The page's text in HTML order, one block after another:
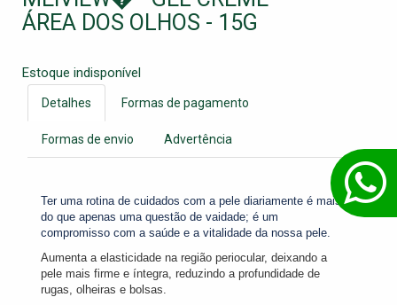
ÁREA DOS OLHOS - 15G
Estoque indisponível
Detalhes Formas de pagamento
Formas de envio Advertência
Ter uma rotina de cuidados com a pele diariamente é mais
do que apenas uma questão de vaidade; é um
compromisso com a saúde e a vitalidade da nossa pele.
Aumenta a elasticidade na região periocular, deixando a
pele mais firme e íntegra, reduzindo a profundidade de
rugas, olheiras e bolsas.